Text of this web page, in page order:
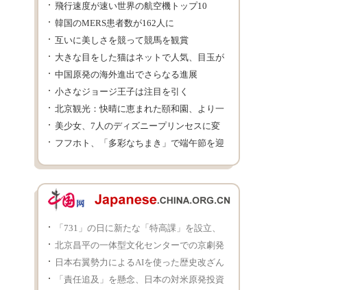
飛行速度が速い世界の航空機トップ10
韓国のMERS患者数が162人に
互いに美しさを競って競馬を観賞
大きな目をした猫はネットで人気、目玉が
外に突き出し
中国原発の海外進出でさらなる進展
小さなジョージ王子は注目を引く
北京観光：快晴に恵まれた頤和園、より一
層綺麗！
美少女、7人のディズニープリンセスに変
身
フフホト、「多彩なちまき」で端午節を迎